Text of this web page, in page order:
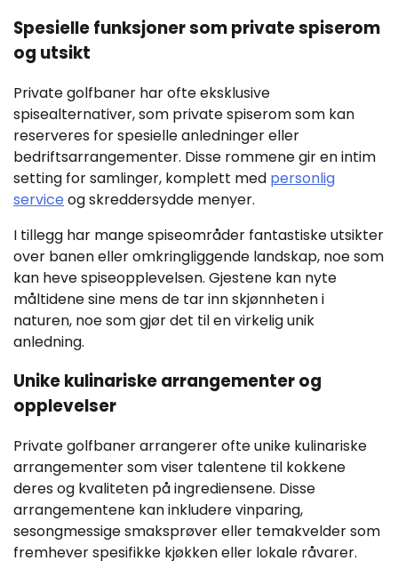
Spesielle funksjoner som private spiserom
og utsikt
Private golfbaner har ofte eksklusive
spisealternativer, som private spiserom som kan
reserveres for spesielle anledninger eller
bedriftsarrangementer. Disse rommene gir en intim
setting for samlinger, komplett med personlig
service og skreddersydde menyer.
I tillegg har mange spiseområder fantastiske utsikter
over banen eller omkringliggende landskap, noe som
kan heve spiseopplevelsen. Gjestene kan nyte
måltidene sine mens de tar inn skjønnheten i
naturen, noe som gjør det til en virkelig unik
anledning.
Unike kulinariske arrangementer og
opplevelser
Private golfbaner arrangerer ofte unike kulinariske
arrangementer som viser talentene til kokkene
deres og kvaliteten på ingrediensene. Disse
arrangementene kan inkludere vinparing,
sesongmessige smaksprøver eller temakvelder som
fremhever spesifikke kjøkken eller lokale råvarer.